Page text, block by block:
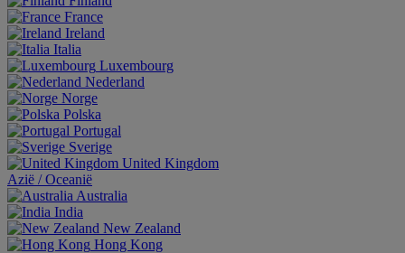
France
Ireland
Italia
Luxembourg
Nederland
Norge
Polska
Portugal
Sverige
United Kingdom
Aziё / Oceaniё
Australia
India
New Zealand
Hong Kong